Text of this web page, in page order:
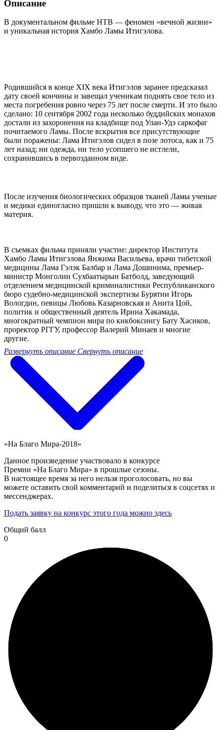
Описание
В документальном фильме НТВ — феномен «вечной жизни»
и уникальная история Хамбо Ламы Итигэлова.
Родившийся в конце XIX века Итигэлов заранее предсказал
дату своей кончины и завещал ученикам поднять свое тело из
места погребения ровно через 75 лет после смерти. И это было
сделано: 10 сентября 2002 года несколько буддийских монахов
достали из захоронения на кладбище под Улан-Удэ саркофаг
почитаемого Ламы. После вскрытия все присутствующие
были поражены: Лама Итигэлов сидел в позе лотоса, как и 75
лет назад; ни одежда, ни тело усопшего не истлели,
сохранившись в первозданном виде.
После изучения биологических образцов тканей Ламы ученые
и медики единогласно пришли к выводу, что это — живая
материя.
В съемках фильма приняли участие: директор Института
Хамбо Ламы Итигэлова Янжима Васильева, врачи тибетской
медицины Лама Гэлэк Балбар и Лама Дошинима, премьер-
министр Монголии Сухбаатырын Батболд, заведующий
отделением медицинской криминалистики Республиканского
бюро судебно-медицинской экспертизы Бурятии Игорь
Вологдин, певицы Любовь Казарновская и Анита Цой,
политик и общественный деятель Ирина Хакамада,
многократный чемпион мира по кикбоксингу Бату Хасиков,
проректор РГГУ, профессор Валерий Минаев и многие
другие.
Развернуть описание Свернуть описание
«На Благо Мира-2018»
Данное произведение участвовало в конкурсе
Премии «На Благо Мира» в прошлые сезоны.
В настоящее время за него нельзя проголосовать, но вы
можете оставить свой комментарий и поделиться в соцсетях и
мессенджерах.
Подать заявку на конкурс этого года можно здесь
Общий балл
0